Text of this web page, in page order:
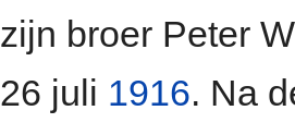
zijn broer Peter
26 juli 1916. Na